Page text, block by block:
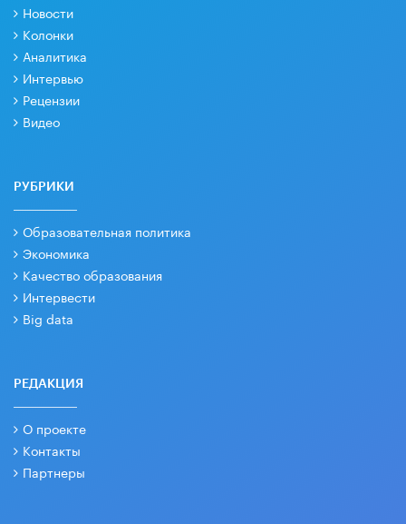
Новости
Колонки
Аналитика
Интервью
Рецензии
Видео
РУБРИКИ
Образовательная политика
Экономика
Качество образования
Интервести
Big data
РЕДАКЦИЯ
О проекте
Контакты
Партнеры